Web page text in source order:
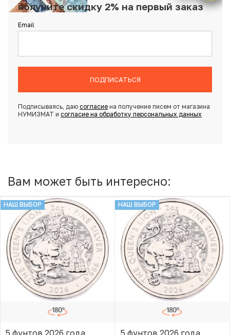
получите скидку 2% на первый заказ
Email
ПОДПИСАТЬСЯ
Подписываясь, даю согласиена получение писем от магазина
НУМИЗМАТ и согласие на обработку персональных данных
Вам может быть интересно:
НАШ ВЫБОР
5 фунтов 2026 года
НАШ ВЫБОР
5 фунтов 2026 года